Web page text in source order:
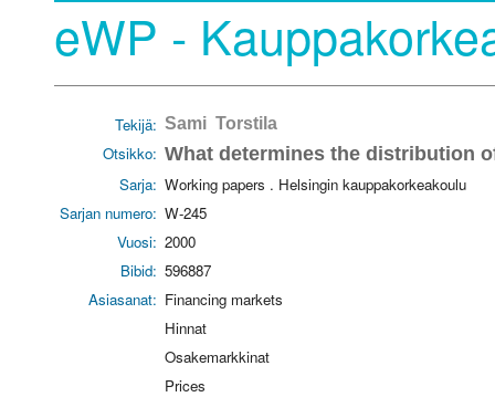
eWP -
Tekijä: Sami Torstila
Otsikko: What determines the distribution
Sarja: Working papers . Helsingin kauppakorkeakoulu
Sarjan numero: W-245
Vuosi: 2000
Bibid: 596887
Asiasanat: Financing markets
Hinnat
Osakemarkkinat
Prices